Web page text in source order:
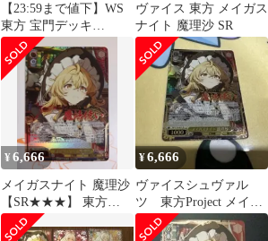
【23:59まで値下】WS
東方 宝門デッキ
BCF2026優勝 廉価版
ヴァイス 東方 メイガス
ナイト 魔理沙 SR
¥6,666
メイガスナイト 魔理沙
【SR★★★】 東方
Project ヴァイス
¥6,666
ヴァイスシュヴァル
ツ 東方Project メイガ
スナイト 魔理沙 SR